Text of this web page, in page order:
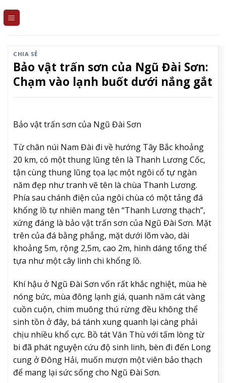
CHIA SẺ
Bảo vật trấn sơn của Ngũ Đài Sơn:
Chạm vào lạnh buốt dưới nắng gắt
Bảo vật trấn sơn của Ngũ Đài Sơn
Từ chân núi Nam Đài đi về hướng Tây Bắc khoảng
20 km, có một thung lũng tên là Thanh Lương Cốc,
tận cùng thung lũng tọa lạc một ngôi cổ tự ngàn
năm đẹp như tranh vẽ tên là chùa Thanh Lương.
Phía sau chánh điện của ngôi chùa có một tảng đá
khổng lồ tự nhiên mang tên “Thanh Lương thạch”,
xứng đáng là bảo vật trấn sơn của Ngũ Đài Sơn. Mặt
trên của đá bằng phẳng, mặt dưới lõm vào, dài
khoảng 5m, rộng 2,5m, cao 2m, hình dáng tổng thể
tựa như một cây linh chi khổng lồ.
Khí hậu ở Ngũ Đài Sơn vốn rất khắc nghiệt, mùa hè
nóng bức, mùa đông lạnh giá, quanh năm cát vàng
cuồn cuộn, chim muông thú rừng đều không thể
sinh tồn ở đây, bá tánh xung quanh lại càng phải
chịu nhiều khổ cực. Bồ tát Văn Thù với tấm lòng từ
bi đã phát nguyện cứu độ sinh linh, bèn đi đến Long
cung ở Đông Hải, muốn mượn một viên bảo thạch
để mang lại sức sống cho Ngũ Đài Sơn.